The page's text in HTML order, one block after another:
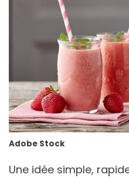
Adobe Stock
Une idée simple,